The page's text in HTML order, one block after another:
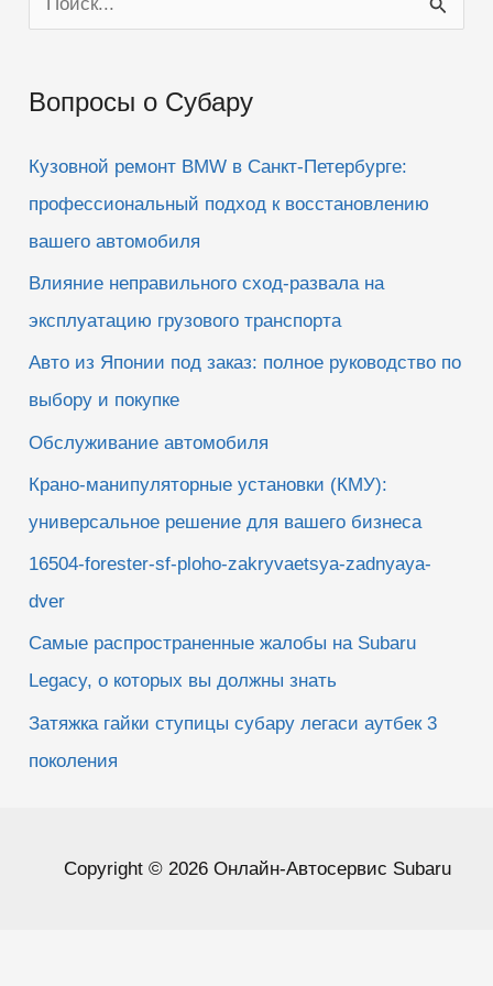
о
с
Вопросы о Субару
Кузовной ремонт BMW в Санкт-Петербурге:
профессиональный подход к восстановлению
вашего автомобиля
Влияние неправильного сход-развала на
эксплуатацию грузового транспорта
Авто из Японии под заказ: полное руководство по
выбору и покупке
Обслуживание автомобиля
Крано-манипуляторные установки (КМУ):
универсальное решение для вашего бизнеса
16504-forester-sf-ploho-zakryvaetsya-zadnyaya-
dver
Самые распространенные жалобы на Subaru
Legacy, о которых вы должны знать
Затяжка гайки ступицы субару легаси аутбек 3
поколения
Copyright © 2026 Онлайн-Автосервис Subaru